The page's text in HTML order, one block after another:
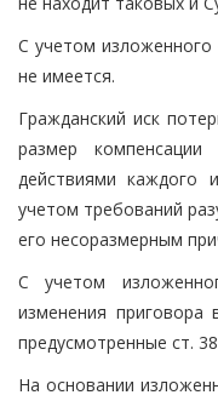
С учетом изложенного
не имеется.
Гражданский иск
размер компенсации
действиями каждого
учетом требований
его несоразмерным
С учетом
изменения
предусмотренные ст.
На основании